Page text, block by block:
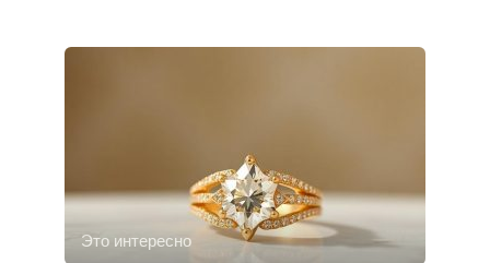
Это интересно